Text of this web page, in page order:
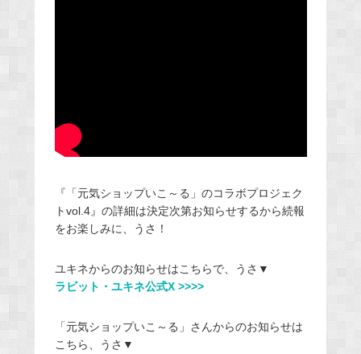
『「元気ショップいこ～る」のコラボプロジェク
トvol.4』の詳細は決定次第お知らせするから続報
をお楽しみに、うさ！
ユキネからのお知らせはこちらで、うさ▼
ラビット・ユキネ公式X >>>>
「元気ショップいこ～る」さんからのお知らせは
こちら、うさ▼